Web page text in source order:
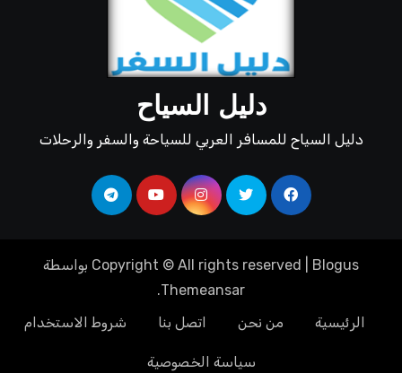
دليل السياح
دليل السياح للمسافر العربي للسياحة والسفر والرحلات
Copyright © All rights reserved Blogus
بواسطة
Themeansar
.
الرئيسية
من نحن اتصل بنا شروط الاستخدام
سياسة الخصوصية